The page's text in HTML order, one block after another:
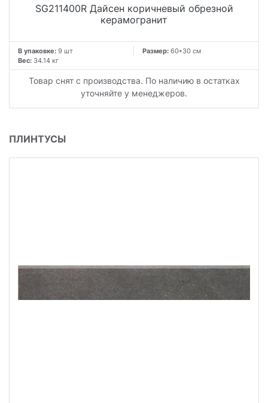
SG211400R Дайсен коричневый обрезной
керамогранит
В упаковке: 9 шт Размер: 60*30 см
Вес: 34.14 кг
Товар снят с производства. По наличию в остатках
уточняйте у менеджеров.
ПЛИНТУСЫ